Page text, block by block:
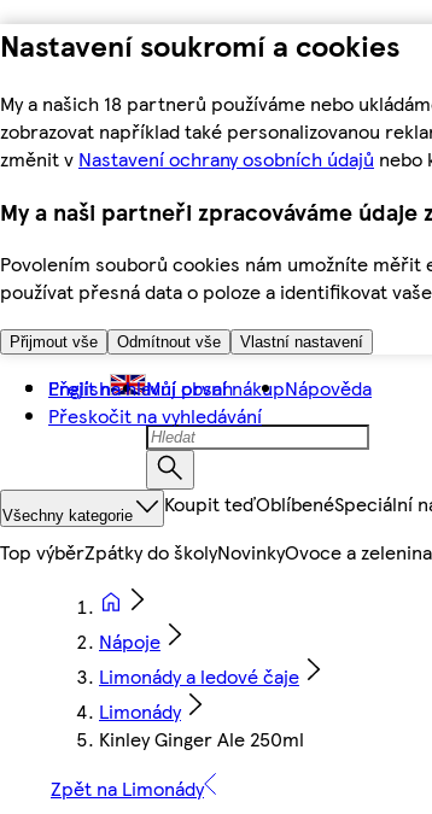
Nastavení soukromí a cookies
My a našich 18 partnerů používáme nebo
zobrazovat například také personalizovanou
změnit v Nastavení ochrany osobních údajů nebo
My a naši partneři zpracováváme údaje
Povolením souborů cookies nám umožníte
používat přesná data o poloze a identifikovat
Přijmout vše Odmítnout vše Vlastní nastavení
Přejít na hlavní obsah
Přeskočit na vyhledávání
English Můj první nákupNápověda
Všechny kategorie Koupit teďOblíbenéSpeciální
Top výběrZpátky do školyNovinkyOvoce a zelenina
Nápoje
Limonády a ledové čaje
Limonády
Kinley Ginger Ale 250ml
Zpět na Limonády